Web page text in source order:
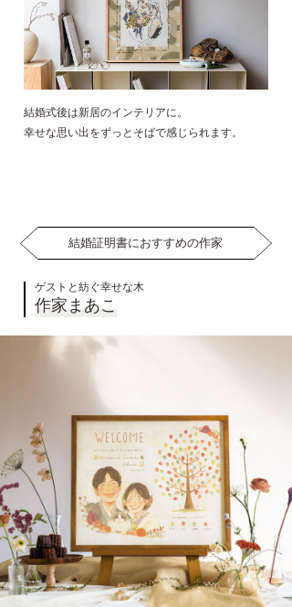
結婚式後は新居のインテリアに。
幸せな思い出をずっとそばで感じられます。
結婚証明書におすすめの作家
ゲストと紡ぐ幸せな木
作家まあこ